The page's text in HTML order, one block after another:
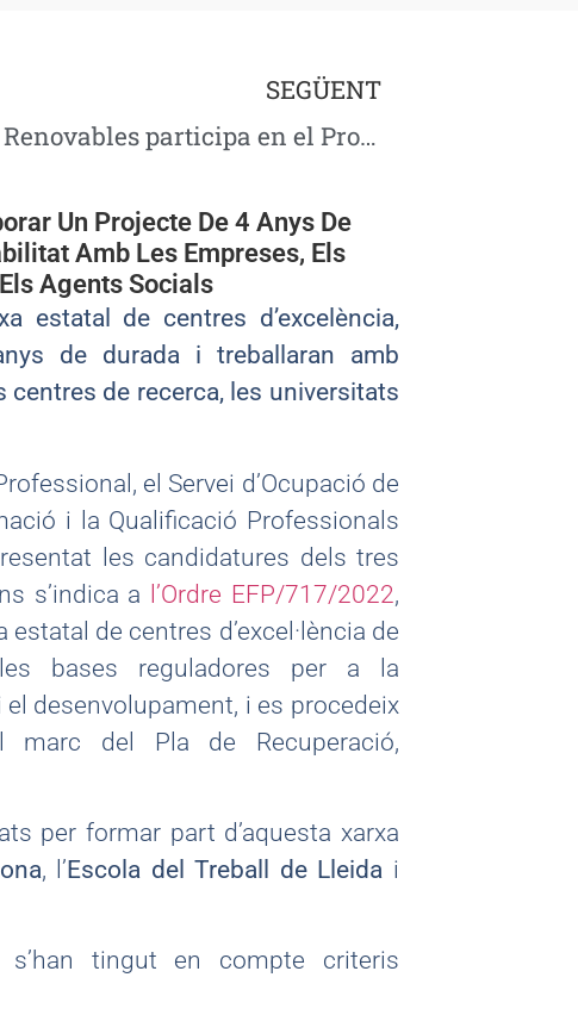
SEGÜENT
El CFGS d’Energies Renovables participa en el Programa de Foment de les Llengües Estrangeres a l’FP
Un Projecte De 4 Anys De
Amb Les Empreses, Els
Agents Socials
estatal de centres d’excelència,
de durada i treballaran amb
de recerca, les universitats
el Servei d’Ocupació de
i la Qualificació Professionals
les candidatures dels tres
s’indica a l’Ordre EFP/717/2022,
de centres d’excel·lència de
les bases reguladores per a la
desenvolupament, i es procedeix
del Pla de Recuperació,
per formar part d’aquesta xarxa
, l’Escola del Treball de Lleida i
tingut en compte criteris